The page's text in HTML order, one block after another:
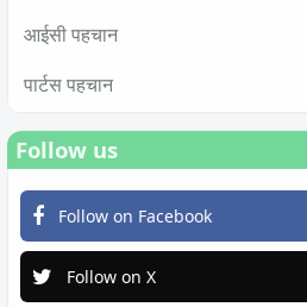
आईसी पहचान
पार्टस पहचान
Follow us
Follow on Facebook
Follow on X